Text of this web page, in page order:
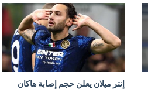
إنتر ميلان يعلن حجم إصابة هاكان